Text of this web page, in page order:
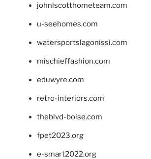
johnlscotthometeam.com
u-seehomes.com
watersportslagonissi.com
mischieffashion.com
eduwyre.com
retro-interiors.com
theblvd-boise.com
fpet2023.org
e-smart2022.org